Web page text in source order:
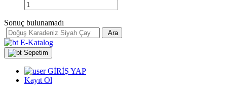
Sonuç bulunamadı
Ara
E-Katalog
Sepetim
GİRİŞ YAP
Kayıt Ol